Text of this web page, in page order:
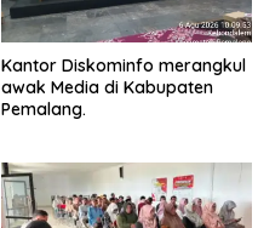
Kantor Diskominfo merangkul
awak Media di Kabupaten
Pemalang.